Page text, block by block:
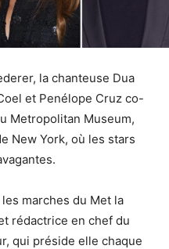
la chanteuse Dua
et Penélope Cruz co-
Metropolitan Museum,
New York, où les stars
marches du Met la
rédactrice en chef du
qui préside elle chaque